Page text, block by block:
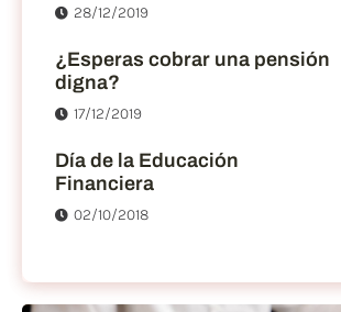
28/12/2019
¿Esperas cobrar una pensión
digna?
17/12/2019
Día de la Educación
Financiera
02/10/2018